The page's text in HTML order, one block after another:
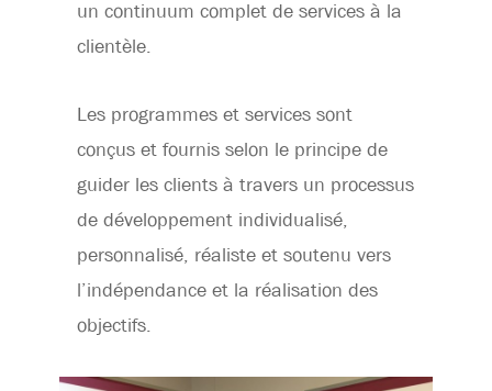
un continuum complet de services à la
clientèle.
Les programmes et services sont
conçus et fournis selon le principe de
guider les clients à travers un processus
de développement individualisé,
personnalisé, réaliste et soutenu vers
l’indépendance et la réalisation des
objectifs.